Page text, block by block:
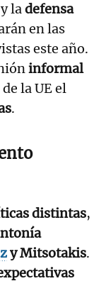
y ladefensa
en las
este año.
informal
la UE el
.
distintas,
y Mitsotakis.